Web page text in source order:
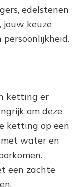
edelstenen
jouw keuze
ketting er
om deze
ketting op een
water en
een zachte